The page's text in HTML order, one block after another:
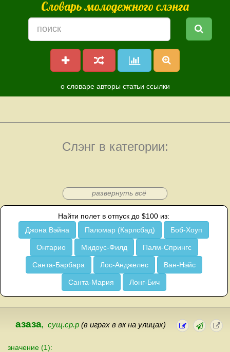
Словарь молодежного слэнга
о словаре авторы статьи ссылки
Слэнг в категории:
развернуть всё
Найти полет в отпуск до $100 из:
Джона Вэйна
Паломар (Карлсбад) Боб-Хоуп
Онтарио Мидоус-Филд Палм-Спрингс
Санта-Барбара Лос-Анджелес Ван-Нэйс
Санта-Мария Лонг-Бич
азаза, сущ.ср.р (в играх в вк на улицах)
значение (1):